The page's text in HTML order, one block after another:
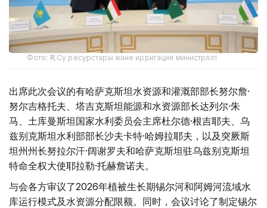
Фото: ҚР Су ресурстары және ирригация министрлігі
出席此次会议的有哈萨克斯坦水资源和灌溉部部长努尔詹·
努尔吉格托夫、塔吉克斯坦能源和水资源部长达列尔·朱
马、土库曼斯坦国家水利委员会主席杜尔德·根吉耶夫、乌
兹别克斯坦水利部部长沙夫卡特·哈姆拉耶夫，以及突厥斯
坦州州长努拉尔汗·阔谢罗夫和哈萨克斯坦驻乌兹别克斯坦
特命全权大使耶拉勒·托赫詹诺夫。
与会各方审议了2026年植被生长期锡尔河和阿姆河流域水
库运行模式及水资源分配限额。同时，会议讨论了制定锡尔